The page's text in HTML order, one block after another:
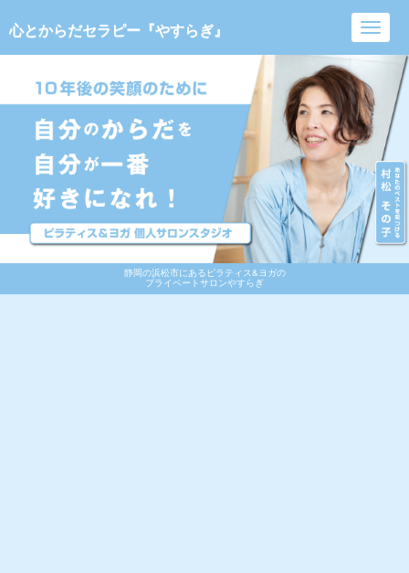
静岡の浜松市にあるピラティス&ヨガの
プライベートサロンやすらぎ
心とからだセラピー『やすらぎ』